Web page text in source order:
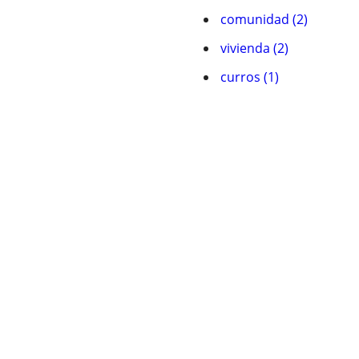
comunidad (2)
vivienda (2)
curros (1)